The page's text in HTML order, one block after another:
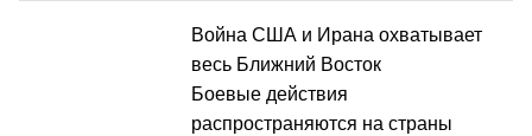
Война США и Ирана охватывает
весь Ближний Восток
Боевые действия
распространяются на страны